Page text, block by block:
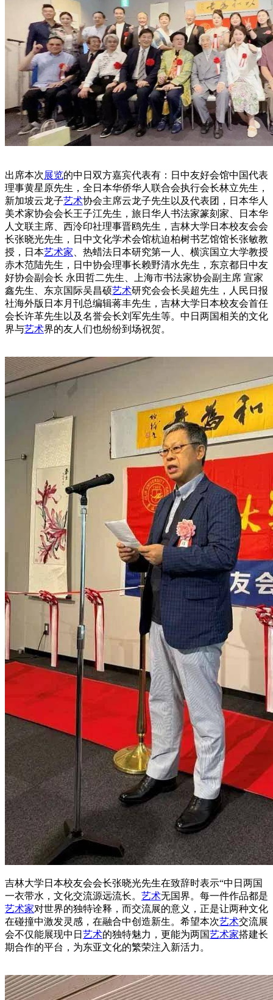
出席本次展览的中日双方嘉宾代表有：日中友好会馆中国代表
理事黄星原先生，全日本华侨华人联合会执行会长林立先生，
新加坡云龙子艺术协会主席云龙子先生以及代表团，日本华人
美术家协会会长王子江先生，旅日华人书法家篆刻家、日本华
人文联主席、西泠印社理事晋鸥先生，吉林大学日本校友会会
长张晓光先生，日中文化学术会馆杭迫柏树书艺馆馆长张敏教
授，日本艺术家 、热蜡法日本研究第一人、横滨国立大学教授
赤木范陆先生，日中协会理事长赖野清水先生，东京都日中友
好协会副会长 永田哲二先生、上海市书法家协会副主席 宣家
鑫先生、东京国际吴昌硕艺术研究会会长吴超先生，人民日报
社海外版日本月刊总编辑蒋丰先生，吉林大学日本校友会首任
会长许革先生以及名誉会长刘军先生等。中日两国相关的文化
界与艺术界的友人们也纷纷到场祝贺。
吉林大学日本校友会会长张晓光先生在致辞时表示“中日两国
一衣带水，文化交流源远流长。 艺术无国界。每一件作品都是
艺术家对世界的独特诠释，而交流展的意义，正是让两种文化
在碰撞中激发灵感，在融合中创造新生。希望本次艺术交流展
会不仅能展现中日 艺术的独特魅力，更能为两国艺术家搭建长
期合作的平台，为东亚文化的繁荣注入新活力。